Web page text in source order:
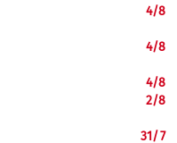
4/8
4/8
4/8
2/8
31/7